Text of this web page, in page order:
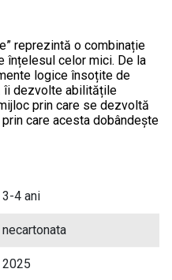
reprezintă o combinație
înțelesul celor mici. De la
logice însoțite de
îi dezvolte abilitățile
prin care se dezvoltă
care acesta dobândește
3-4 ani
necartonata
2025